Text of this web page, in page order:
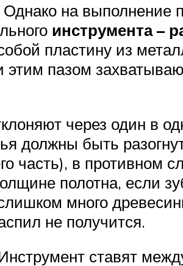
Однако на выполнение
инструмента –
пластину из
пазом
через один в
должны быть
часть), в противном
полотна, если
много
не получится.
ставят